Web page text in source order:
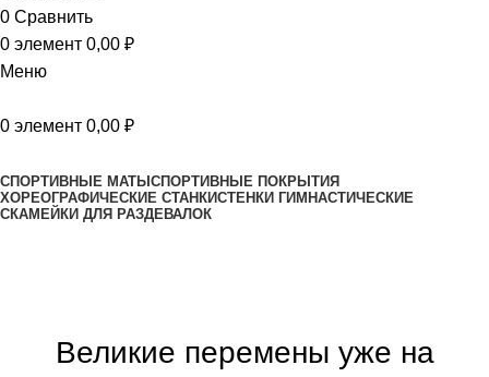
0 Сравнить
0 элемент 0,00 ₽
Меню
0 элемент 0,00 ₽
СПОРТИВНЫЕ МАТЫ СПОРТИВНЫЕ ПОКРЫТИЯ
ХОРЕОГРАФИЧЕСКИЕ СТАНКИСТЕНКИ ГИМНАСТИЧЕСКИЕ
СКАМЕЙКИ ДЛЯ РАЗДЕВАЛОК
Великие перемены уже на